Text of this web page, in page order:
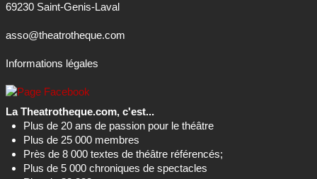
69230 Saint-Genis-Laval
asso@theatrotheque.com
Informations légales
La Theatrotheque.com, c'est...
Plus de 20 ans de passion pour le théâtre
Plus de 25 000 membres
Près de 8 000 textes de théâtre référencés;
Plus de 5 000 chroniques de spectacles